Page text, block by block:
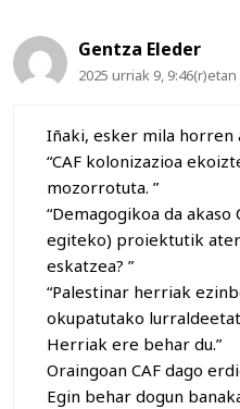
Gentza Eleder
2025 urriak 9, 9:46(r)etan
Iñaki, esker mila horren
“CAF kolonizazioa
mozorrotuta. ”
“Demagogikoa da akaso
egiteko) proiektutik
eskatzea? ”
“Palestinar herriak
okupatutako
Herriak ere behar du.”
Oraingoan CAF dago
Egin behar dogun